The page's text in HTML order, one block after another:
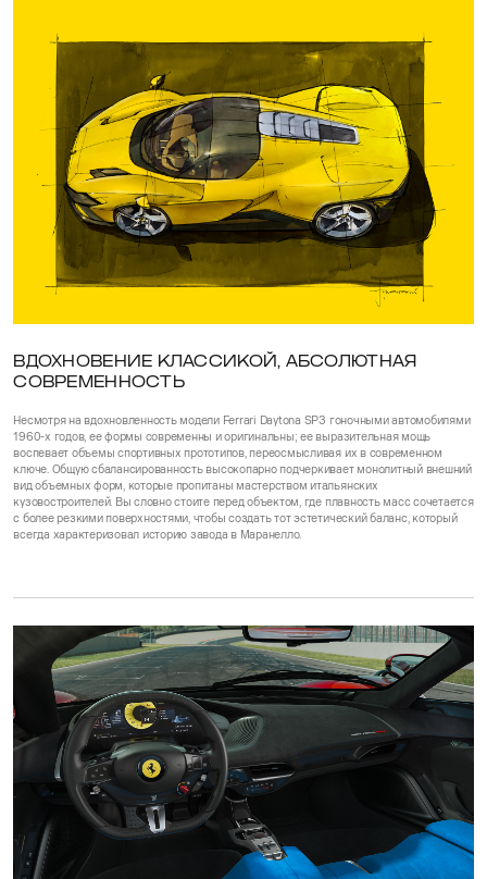
ВДОХНОВЕНИЕ КЛАССИКОЙ, АБСОЛЮТНАЯ
СОВРЕМЕННОСТЬ
Несмотря на вдохновленность модели Ferrari Daytona SP3 гоночными автомобилями
1960-х годов, ее формы современны и оригинальны; ее выразительная мощь
воспевает объемы спортивных прототипов, переосмысливая их в современном
ключе. Общую сбалансированность высокопарно подчеркивает монолитный внешний
вид объемных форм, которые пропитаны мастерством итальянских
кузовостроителей. Вы словно стоите перед объектом, где плавность масс сочетается
с более резкими поверхностями, чтобы создать тот эстетический баланс, который
всегда характеризовал историю завода в Маранелло.